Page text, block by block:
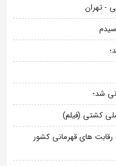
- تهران
شد؛
کشتی (فیلم)
رقابت های قهرمانی کشور